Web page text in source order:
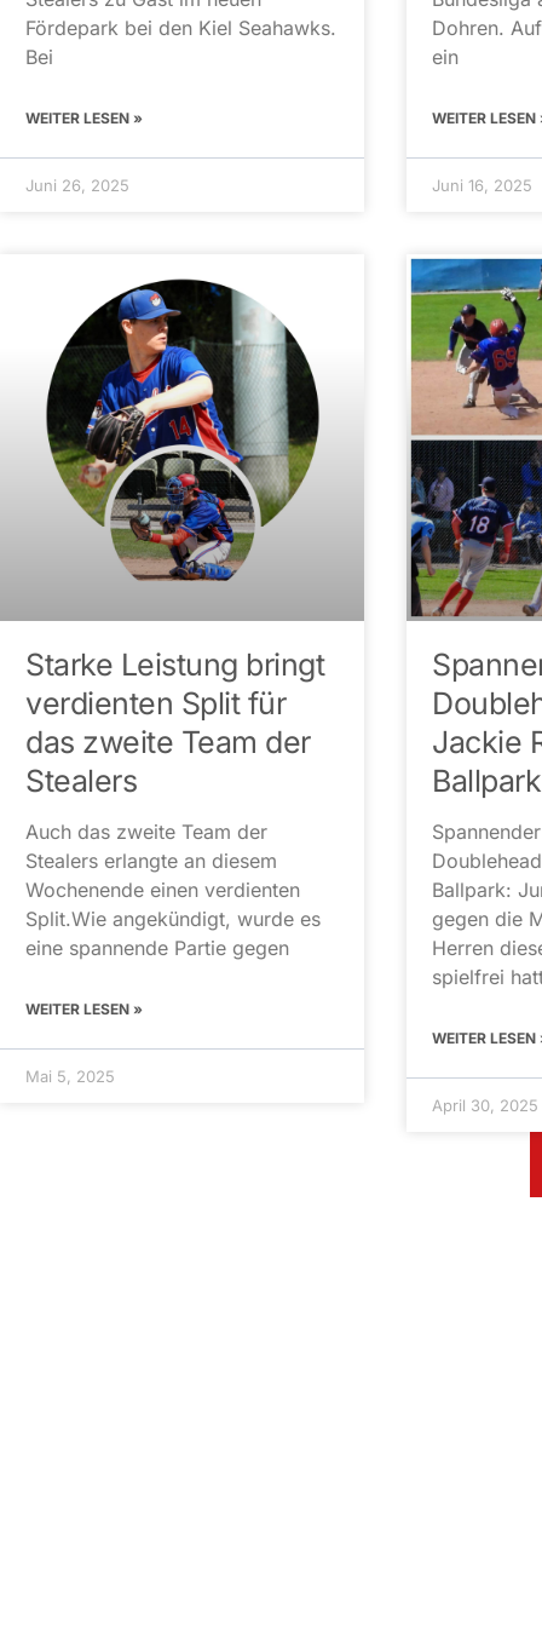
Fördepark bei den Kiel Seahawks.
Bei
WEITER LESEN »
Juni 26, 2025
Dohren.
ein
WEITER LESEN
Juni 16, 2025
Starke Leistung bringt
verdienten Split für
das zweite Team der
Stealers
Auch das zweite Team der
Stealers erlangte an diesem
Wochenende einen verdienten
Split.Wie angekündigt, wurde es
eine spannende Partie gegen
WEITER LESEN »
Mai 5, 2025
Jackie
Ballpark
Ballpark:
gegen die
Herren
spielfrei
WEITER LESEN
April 30, 2025